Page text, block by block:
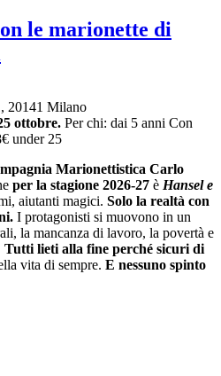
le marionette di
20141 Milano
ottobre. Per chi: dai 5 anni Con
under 25
Marionettistica Carlo
per la stagione 2026-27 è Hansel e
aiutanti magici. Solo la realtà con
I protagonisti si muovono in un
la mancanza di lavoro, la povertà e
Tutti lieti alla fine perché sicuri di
vita di sempre. E nessuno spinto